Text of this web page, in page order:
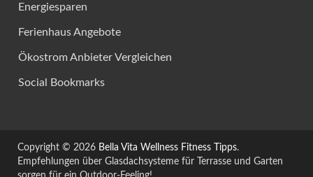
Energiesparen
Ferienhaus Angebote
Ökostrom Anbieter Vergleichen
Social Bookmarks
Copyright © 2026 Bella Vita Wellness Fitness Tipps.
Empfehlungen über Glasdachsysteme für Terrasse und Garten